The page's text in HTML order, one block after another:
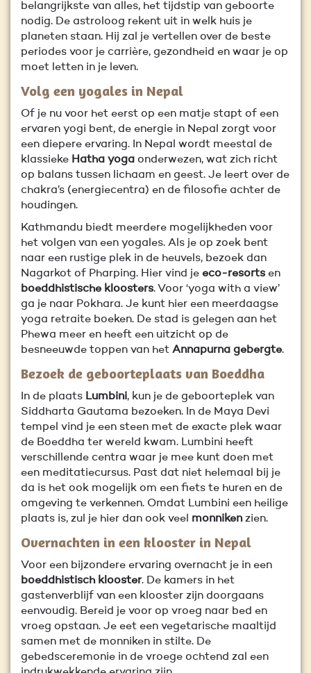
belangrijkste van alles, het tijdstip van geboorte
nodig. De astroloog rekent uit in welk huis je
planeten staan. Hij zal je vertellen over de beste
periodes voor je carrière, gezondheid en waar je op
moet letten in je leven.
Volg een yogales in Nepal
Of je nu voor het eerst op een matje stapt of een
ervaren yogi bent, de energie in Nepal zorgt voor
een diepere ervaring. In Nepal wordt meestal de
klassieke Hatha yoga onderwezen, wat zich richt
op balans tussen lichaam en geest. Je leert over de
chakra’s (energiecentra) en de filosofie achter de
houdingen.
Kathmandu biedt meerdere mogelijkheden voor
het volgen van een yogales. Als je op zoek bent
naar een rustige plek in de heuvels, bezoek dan
Nagarkot of Pharping. Hier vind je eco-resorts en
boeddhistische kloosters. Voor ‘yoga with a view’
ga je naar Pokhara. Je kunt hier een meerdaagse
yoga retraite boeken. De stad is gelegen aan het
Phewa meer en heeft een uitzicht op de
besneeuwde toppen van het Annapurna gebergte.
Bezoek de geboorteplaats van Boeddha
In de plaats Lumbini, kun je de geboorteplek van
Siddharta Gautama bezoeken. In de Maya Devi
tempel vind je een steen met de exacte plek waar
de Boeddha ter wereld kwam. Lumbini heeft
verschillende centra waar je mee kunt doen met
een meditatiecursus. Past dat niet helemaal bij je
da is het ook mogelijk om een fiets te huren en de
omgeving te verkennen. Omdat Lumbini een heilige
plaats is, zul je hier dan ook veel monnikenzien.
Overnachten in een klooster in Nepal
Voor een bijzondere ervaring overnacht je in een
boeddhistisch klooster. De kamers in het
gastenverblijf van een klooster zijn doorgaans
eenvoudig. Bereid je voor op vroeg naar bed en
vroeg opstaan. Je eet een vegetarische maaltijd
samen met de monniken in stilte. De
gebedsceremonie in de vroege ochtend zal een